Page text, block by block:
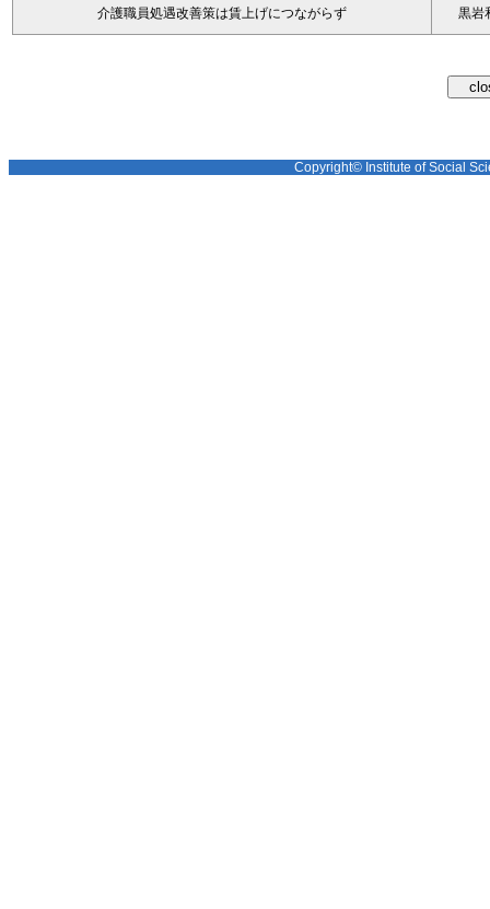
介護職員処遇改善策は賃上げにつながらず 黒岩
Copyright© Institute of Social